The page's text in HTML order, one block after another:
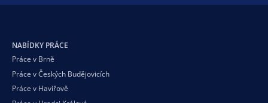
NABÍDKY PRÁCE
Práce v Brně
Práce v Českých Budějovicích
Práce v Havířově